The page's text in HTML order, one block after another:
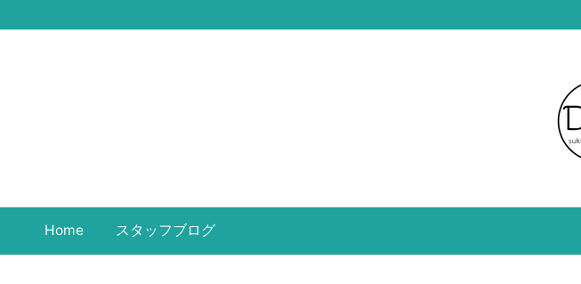
Home スタッフブログ